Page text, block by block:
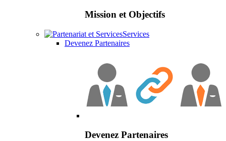
Mission et Objectifs
Services
Devenez Partenaires
Devenez Partenaires